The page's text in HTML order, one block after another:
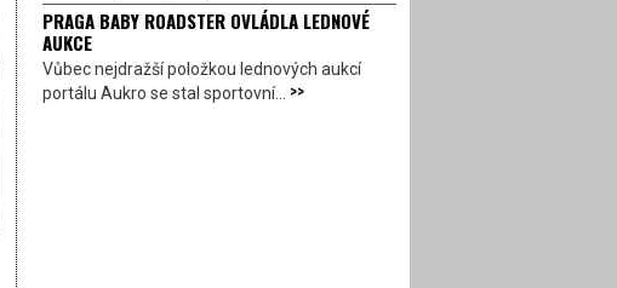
PRAGA BABY ROADSTER OVLÁDLA LEDNOVÉ
AUKCE
Vůbec nejdražší položkou lednových aukcí
portálu Aukro se stal sportovní... >>